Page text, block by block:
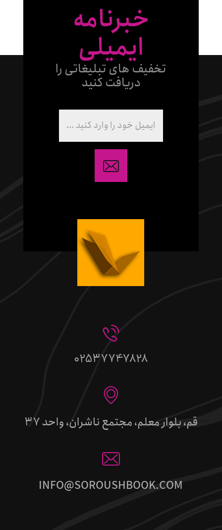
خبرنامه
ایمیلی
تخفیف های تبلیغاتی را
دریافت کنید
02537747828
قم، بلوار معلم، مجتمع ناشران، واحد 37
INFO@SOROUSHBOOK.COM